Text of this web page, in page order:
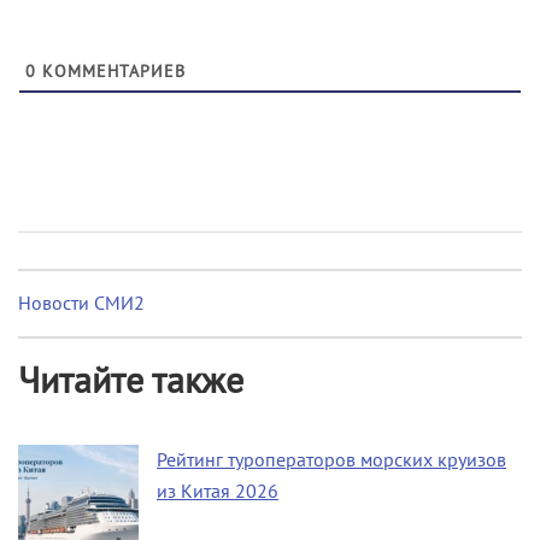
0 КОММЕНТАРИЕВ
Новости СМИ2
Читайте также
Рейтинг туроператоров морских круизов
из Китая 2026